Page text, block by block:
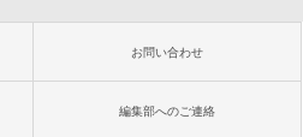
お問い合わせ
編集部へのご連絡